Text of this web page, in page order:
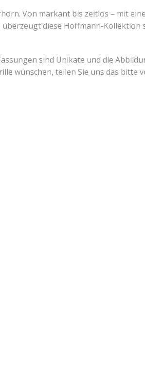
Von markant bis zeitlos – mit
diese Hoffmann-Kollektion
sind Unikate und die
wünschen, teilen Sie uns das bitte